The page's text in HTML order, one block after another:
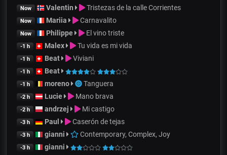
Now Valentin Tristezas de la calle Corrientes
Now Mariia Carnavalito
Now Philippe El vino triste
-1 h Malex Tu vida es mi vida
-1 h Beat Viviani
-1 h Beat
-1 h moreno Tanguera
-2 h Lucie Mano brava
-2 h andrzej Mi castigo
-3 h Paul Caserón de tejas
-3 h gianni Contemporary, Complex, Joy
-3 h gianni